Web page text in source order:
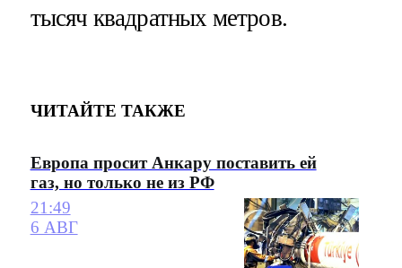
тысяч квадратных метров.
ЧИТАЙТЕ ТАКЖЕ
Европа просит Анкару поставить ей
газ, но только не из РФ
21:49
6 АВГ